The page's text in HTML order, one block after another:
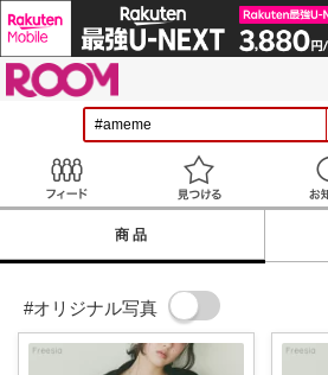
見つける
商品
#オリジナル写真